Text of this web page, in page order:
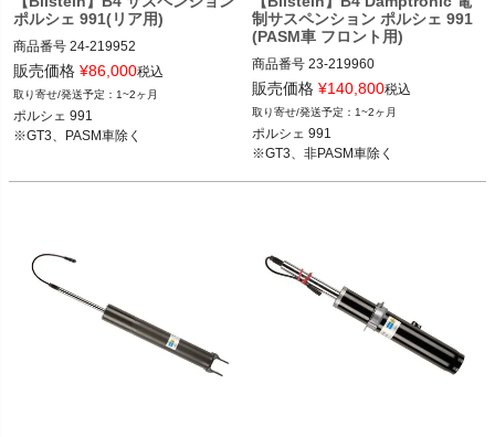
ポルシェ 991(リア用)
商品番号 24-219952
2T14：bil24-219952
ポルシェ 991 11-19
※GT3、PASM車除く
販売価格 ¥86,000税込
1~2ヶ月
ポルシェ 991
※GT3、PASM車除く
制サスペンション ポルシェ 991
(PASM車 フロント用)
商品番号 23-219960
2T14：bil23-219960
ポルシェ 991 11-19
※GT3、非PASM車除く
販売価格 ¥140,800税込
1~2ヶ月
ポルシェ 991
※GT3、非PASM車除く